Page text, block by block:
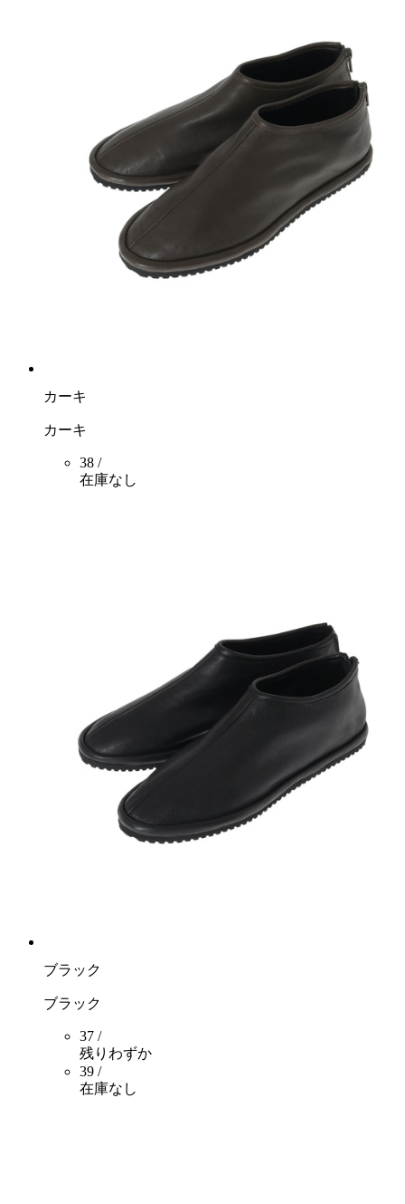
カーキ
カーキ
38 /
在庫なし
ブラック
ブラック
37 /
残りわずか
39 /
在庫なし